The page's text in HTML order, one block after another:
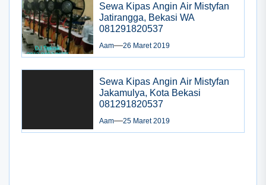
Sewa Kipas Angin Air Mistyfan
Jatirangga, Bekasi WA
081291820537
Aam 26 Maret 2019
Sewa Kipas Angin Air Mistyfan
Jakamulya, Kota Bekasi
081291820537
Aam 25 Maret 2019